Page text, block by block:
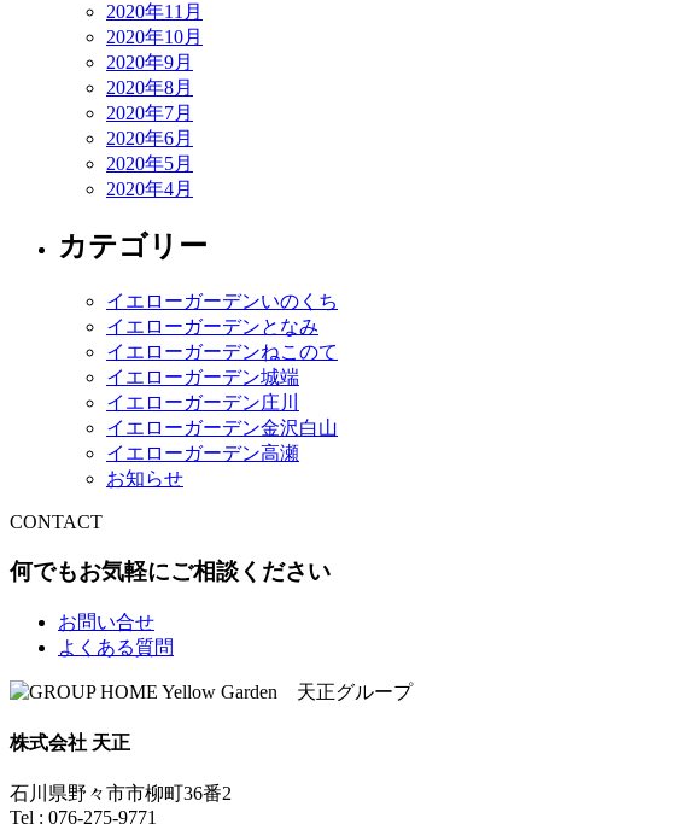
2020年11月
2020年10月
2020年9月
2020年8月
2020年7月
2020年6月
2020年5月
2020年4月
カテゴリー
イエローガーデンいのくち
イエローガーデンとなみ
イエローガーデンねこのて
イエローガーデン城端
イエローガーデン庄川
イエローガーデン金沢白山
イエローガーデン高瀬
お知らせ
CONTACT
何でもお気軽にご相談ください
お問い合せ
よくある質問
株式会社 天正
石川県野々市市柳町36番2
Tel : 076-275-9771